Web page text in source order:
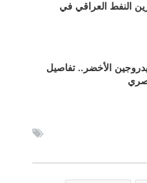
النفط العراقي في
الأخضر.. تفاصيل